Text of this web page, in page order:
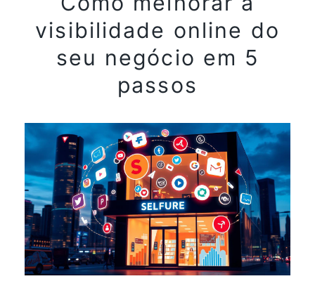
visibilidade online do
seu negócio em 5
passos